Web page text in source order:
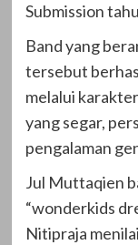
Submission
Band yang
tersebut
melalui
yang segar,
pengalaman
Jul Muttaqien
“wonderkids
Nitipraja